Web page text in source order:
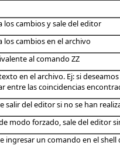
los cambios y sale del editor
los cambios en el archivo
al comando ZZ
en el archivo. Ej: si
entre las coincidencias
salir del editor si no se han
modo forzado, sale del editor
ingresar un comando en el shell